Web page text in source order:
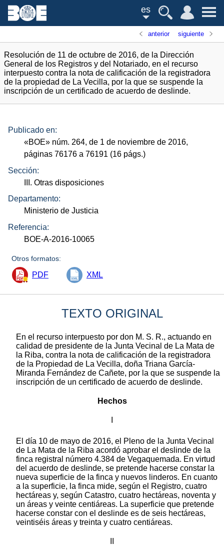
es
anterior siguiente
Resolución de 11 de octubre de 2016, de la Dirección
General de los Registros y del Notariado, en el recurso
interpuesto contra la nota de calificación de la registradora
de la propiedad de La Vecilla, por la que se suspende la
inscripción de un certificado de acuerdo de deslinde.
Publicado en:
«BOE» núm. 264, de 1 de noviembre de 2016,
páginas 76176 a 76191 (16 págs.)
Sección:
III. Otras disposiciones
Departamento:
Ministerio de Justicia
Referencia:
BOE-A-2016-10065
Otros formatos:
PDF XML
TEXTO ORIGINAL
En el recurso interpuesto por don M. S. R., actuando en
calidad de presidente de la Junta Vecinal de La Mata de
la Riba, contra la nota de calificación de la registradora
de la Propiedad de La Vecilla, doña Triana García-
Miranda Fernández de Cañete, por la que se suspende la
inscripción de un certificado de acuerdo de deslinde.
Hechos
El día 10 de mayo de 2016, el Pleno de la Junta Vecinal
de La Mata de la Riba acordó aprobar el deslinde de la
finca registral número 4.384 de Vegaquemada. En virtud
del acuerdo de deslinde, se pretende hacerse constar la
nueva superficie de la finca y nuevos linderos. En cuanto
a la superficie, la finca mide, según el Registro, cuatro
hectáreas y, según Catastro, cuatro hectáreas, noventa y
un áreas y veinte centiáreas. La superficie que pretende
hacerse constar con el deslinde es de seis hectáreas,
veintiséis áreas y treinta y cuatro centiáreas.